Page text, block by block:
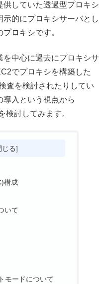
していた透過型プロキシ
的にプロキシサーバとし
ロキシです。
中心に過去にプロキシサ
でプロキシを構築した
査を検討されたりしてい
導入という視点から
検討してみます。
構成
いて
モードについて